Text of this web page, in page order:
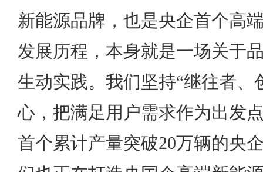
新能源品牌，也是央企首个高
发展历程，本身就是一场关于
生动实践。我们坚持“继往者、
心，把满足用户需求作为出发
首个累计产量突破20万辆的央